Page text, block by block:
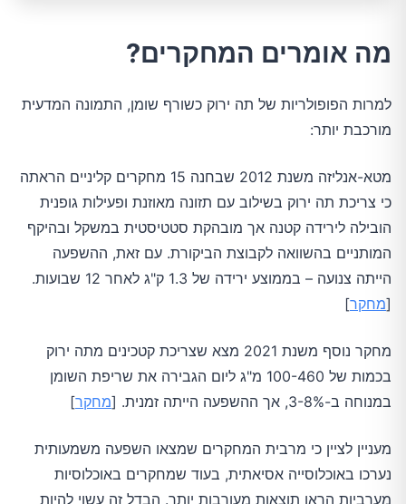
מה אומרים המחקרים?
למרות הפופולריות של תה ירוק כשורף שומן, התמונה המדעית
מורכבת יותר:
מטא-אנליזה משנת 2012 שבחנה 15 מחקרים קליניים הראתה
כי צריכת תה ירוק בשילוב עם תזונה מאוזנת ופעילות גופנית
הובילה לירידה קטנה אך מובהקת סטטיסטית במשקל ובהיקף
המותניים בהשוואה לקבוצת הביקורת. עם זאת, ההשפעה
הייתה צנועה – בממוצע ירידה של 1.3 ק"ג לאחר 12 שבועות.
[מחקר]
מחקר נוסף משנת 2021 מצא שצריכת קטכינים מתה ירוק
בכמות של 100-460 מ"ג ליום הגבירה את שריפת השומן
במנוחה ב-3-8%, אך ההשפעה הייתה זמנית. [
מחקר]
מעניין לציין כי מרבית המחקרים שמצאו השפעה משמעותית
נערכו באוכלוסייה אסיאתית, בעוד שמחקרים באוכלוסיות
מערביות הראו תוצאות מעורבות יותר. הבדל זה עשוי להיות